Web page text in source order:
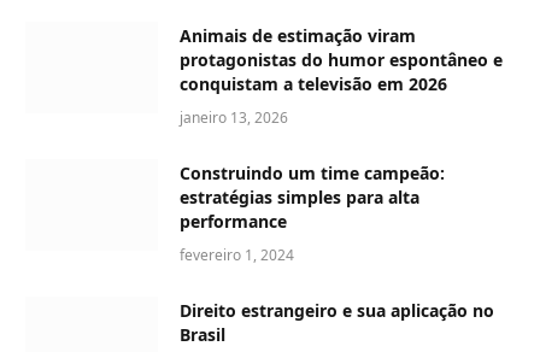
Animais de estimação viram
protagonistas do humor espontâneo e
conquistam a televisão em 2026
janeiro 13, 2026
Construindo um time campeão:
estratégias simples para alta
performance
fevereiro 1, 2024
Direito estrangeiro e sua aplicação no
Brasil